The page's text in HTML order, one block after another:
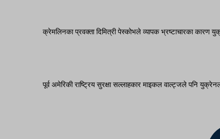
क्रेमलिनका प्रवक्ता दिमित्री पेस्कोभले व्यापक भ्रष्टाचारका कारण
पूर्व अमेरिकी राष्ट्रिय सुरक्षा सल्लाहकार माइकल वाल्ट्जले पनि